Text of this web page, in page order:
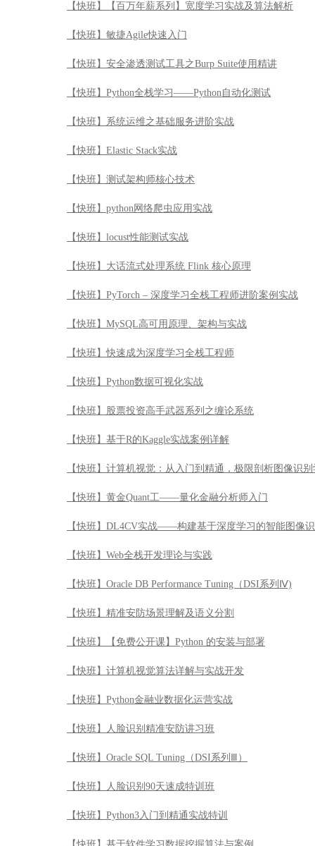
【快班】【百万年薪系列】宽度学习实战及算法解析
【快班】敏捷Agile快速入门
【快班】安全渗透测试工具之Burp Suite使用精讲
【快班】Python全栈学习——Python自动化测试
【快班】系统运维之基础服务进阶实战
【快班】Elastic Stack实战
【快班】测试架构师核心技术
【快班】python网络爬虫应用实战
【快班】locust性能测试实战
【快班】大话流式处理系统 Flink 核心原理
【快班】PyTorch – 深度学习全栈工程师进阶案例实战
【快班】MySQL高可用原理、架构与实战
【快班】快速成为深度学习全栈工程师
【快班】Python数据可视化实战
【快班】股票投资高手武器系列之缠论系统
【快班】基于R的Kaggle实战案例详解
【快班】计算机视觉：从入门到精通，极限剖析图像识
【快班】黄金Quant工——量化金融分析师入门
【快班】DL4CV实战——构建基于深度学习的智能图像
【快班】Web全栈开发理论与实践
【快班】Oracle DB Performance Tuning（DSI系列Ⅳ)
【快班】精准安防场景理解及语义分割
【快班】【免费公开课】Python 的安装与部署
【快班】计算机视觉算法详解与实战开发
【快班】Python金融业数据化运营实战
【快班】人脸识别精准安防讲习班
【快班】Oracle SQL Tuning（DSI系列Ⅲ）
【快班】人脸识别90天速成特训班
【快班】Python3入门到精通实战特训